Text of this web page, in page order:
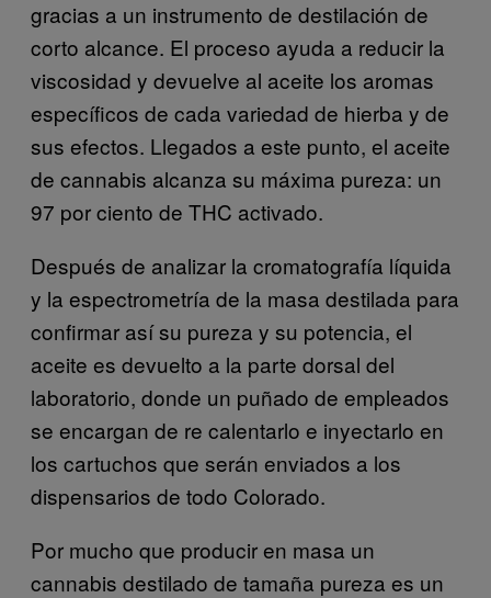
gracias a un instrumento de destilación de
corto alcance. El proceso ayuda a reducir la
viscosidad y devuelve al aceite los aromas
específicos de cada variedad de hierba y de
sus efectos. Llegados a este punto, el aceite
de cannabis alcanza su máxima pureza: un
97 por ciento de THC activado.
Después de analizar la cromatografía líquida
y la espectrometría de la masa destilada para
confirmar así su pureza y su potencia, el
aceite es devuelto a la parte dorsal del
laboratorio, donde un puñado de empleados
se encargan de re calentarlo e inyectarlo en
los cartuchos que serán enviados a los
dispensarios de todo Colorado.
Por mucho que producir en masa un
cannabis destilado de tamaña pureza es un